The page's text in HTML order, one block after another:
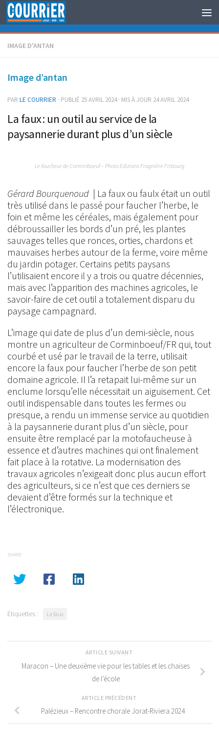
Au dessous du contenu
IMAGE D'ANTAN
Image d’antan
PAR LE COURRIER · PUBLIÉ 25 AVRIL 2024· MIS À JOUR 24 AVRIL 2024
La faux : un outil au service de la
paysannerie durant plus d’un siècle
Le faucheur de Corminboeuf – Photo Edizions Fragnière Fribourg
Gérard Bourquenoud | La faux ou faulx était un outil
très utilisé dans le passé pour faucher l’herbe, le
foin et même les céréales, mais également pour
débroussailler les bords d’un pré, les plantes
sauvages telles que ronces, orties, chardons et
mauvaises herbes autour de la ferme, voire même
du jardin potager. Certains petits paysans
l’utilisaient encore il y a trois ou quatre décennies,
mais avec l’apparition des machines agricoles, le
savoir-faire de cet outil a totalement disparu du
paysage campagnard.
L’image qui date de plus d’un demi-siècle, nous
montre un agriculteur de Corminboeuf/FR qui, tout
courbé et usé par le travail de la terre, utilisait
encore la faux pour faucher l’herbe de son petit
domaine agricole. Il l’a retapait lui-même sur un
enclume lorsqu’elle nécessitait un aiguisement. Cet
outil indispensable dans toutes les fermes ou
presque, a rendu un immense service au quotidien
à la paysannerie durant plus d’un siècle, pour
ensuite être remplacé par la motofaucheuse à
essence et d’autres machines qui ont finalement
fait place à la rotative. La modernisation des
travaux agricoles n’exigeait donc plus aucun effort
des agriculteurs, si ce n’est que ces derniers se
devaient d’être formés sur la technique et
l’électronique.
SHARE
Étiquettes : La faux
ARTICLE SUIVANT
Maracon – Une deuxième vie pour les tables et les chaises
de l’école
ARTICLE PRÉCÉDENT
Palézieux – Rencontre chorale Jorat-Riviera 2024